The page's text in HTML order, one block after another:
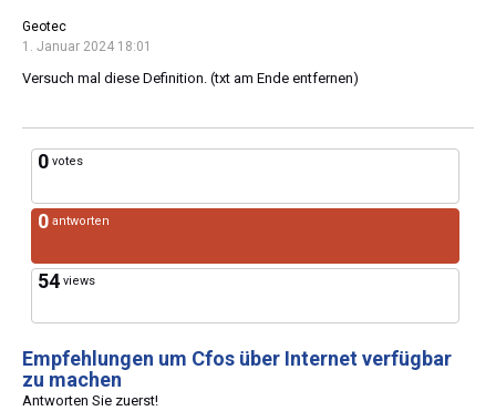
Geotec
1. Januar 2024 18:01
Versuch mal diese Definition. (txt am Ende entfernen)
0 votes
0 antworten
54 views
Empfehlungen um Cfos über Internet verfügbar
zu machen
Antworten Sie zuerst!